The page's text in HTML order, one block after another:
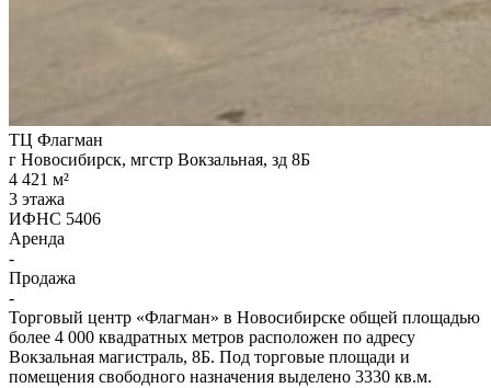
ТЦ Флагман
г Новосибирск, мгстр Вокзальная, зд 8Б
4 421 м²
3 этажа
ИФНС 5406
Аренда
-
Продажа
-
Торговый центр «Флагман» в Новосибирске общей площадью
более 4 000 квадратных метров расположен по адресу
Вокзальная магистраль, 8Б. Под торговые площади и
помещения свободного назначения выделено 3330 кв.м.